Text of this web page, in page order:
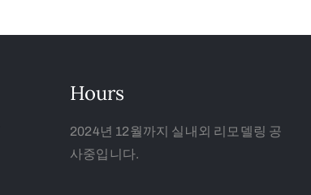
Hours
2024년 12월까지 실내외 리모델링 공
사중입니다.